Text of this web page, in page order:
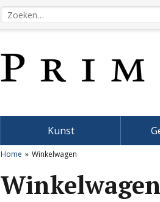
Kunst
Home Winkelwagen
Winkelwagen